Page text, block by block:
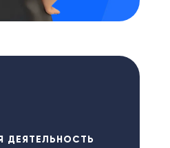
ДЕЯТЕЛЬНОСТЬ